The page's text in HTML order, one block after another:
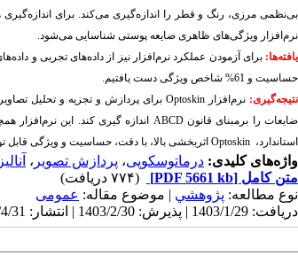
بی‌نظمی مرزی، رنگ و قطر را اندازه‌گیری می‌کند. برای اندازه‌گیری
نرم‌افزار ویژگی‌های ظاهری ضایعه پوستی شناسایی می‌شود.
یافته‌ها: برای آزمودن عملکرد نرم‌افزار نیز از داده‌های تجربی و
حساسیت و 61% شاخص ویژگی دست یافتیم.
نتیجه‌گیری: نرم‌افزار
استاندارد، Optoskin اثربخشی بالا، با دقت، حساسیت و ویژگی قابل توجه نشان داده است
واژه‌های کلیدی: درماتوسکوپی، پردازش تصویر ،
متن کامل [PDF 5661 kb]
(۷۷۴ دریافت)
نوع مطالعه: پژوهشي | موضوع مقاله: عمومى
دریافت: 1403/1/29 | پذیرش: 1403/2/30 | انتشار: 1403/4/31